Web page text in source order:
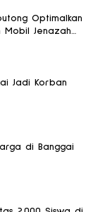
Optimalkan
Mobil Jenazah
Jadi Korban
di Banggai